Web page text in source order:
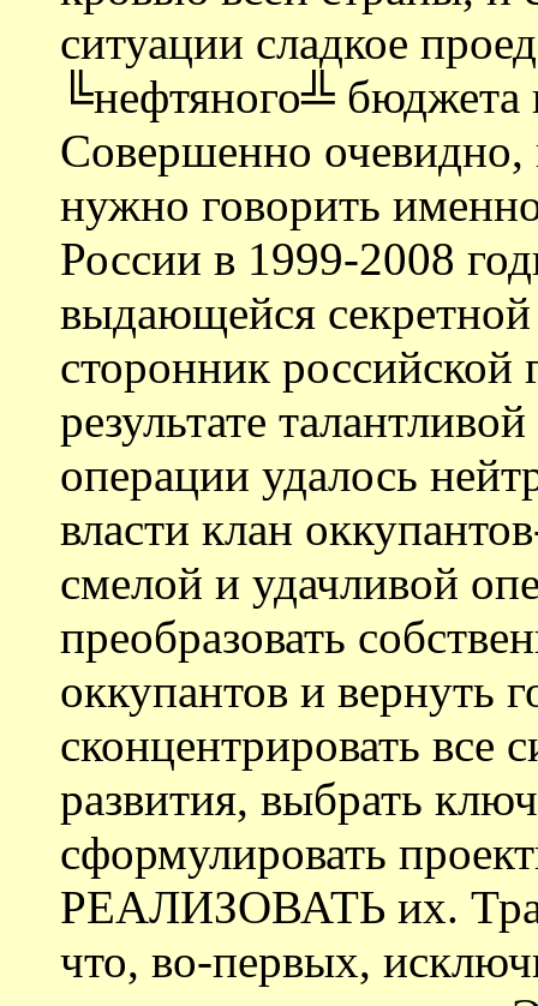
ситуации сладкое
╚нефтяного╩ бюджета
Совершенно
нужно говорить
России в 1999-2008
выдающейся
сторонник российской
результате
операции удалось
власти клан
смелой и удачливой
преобразовать
оккупантов и вернуть
сконцентрировать
развития, выбрать
сформулировать
РЕАЛИЗОВАТЬ их.
что, во-первых,